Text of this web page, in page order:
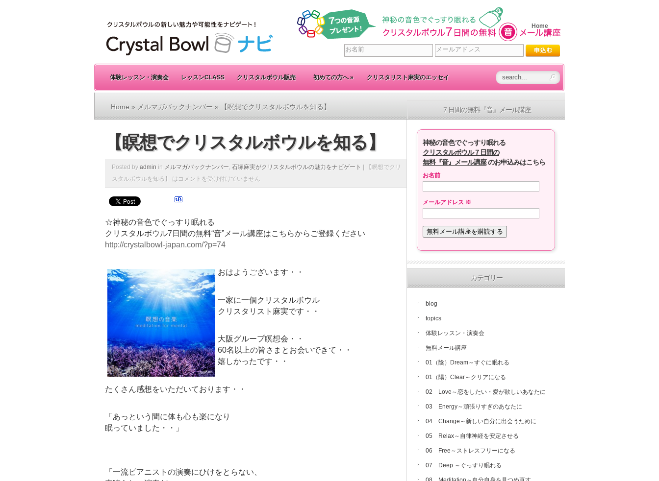
Home
体験レッスン・演奏会 レッスンCLASS クリスタルボウル販売 初めての方へ» クリスタリスト麻実のエッセイ
Home » メルマガバックナンバー » 【瞑想でクリスタルボウルを知る】
【瞑想でクリスタルボウルを知る】
Posted by admin in メルマガバックナンバー, 石塚麻実がクリスタルボウルの魅力をナビゲート
【瞑想でクリ
スタルボウルを知る】 は コメントを受け付けていません
☆神秘の音色でぐっすり眠れる
クリスタルボウル7日間の無料“音”メール講座はこちらからご登録ください
http://crystalbowl-japan.com/?p=74
おはようございます・・
一家に一個クリスタルボウル
クリスタリスト麻実です・・
大阪グループ瞑想会・・
60名以上の皆さまとお会いできて・・
嬉しかったです・・
たくさん感想をいただいております・・
「あっという間に体も心も楽になり
眠っていました・・」
「一流ピアニストの演奏にひけをとらない、
７日間の無料『音』メール講座
神秘の音色でぐっすり眠れる
クリスタルボウル７日間の
無料『音』メール講座のお申込みはこちら
お名前
メールアドレス ※
カテゴリー
blog
topics
体験レッスン・演奏会
無料メール講座
01（陰）Dream～すぐに眠れる
01（陽）Clear～クリアになる
02 Love～恋をしたい・愛が欲しいあなたに
03 Energy～頑張りすぎのあなたに
04 Change～新しい自分に出会うために
05 Relax～自律神経を安定させる
06 Free～ストレスフリーになる
07 Deep ～ぐっすり眠れる